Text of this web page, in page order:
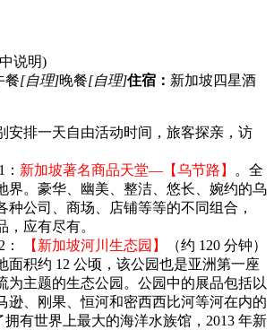
说明)
餐[自理]晚餐[自理]住宿： 新加坡四星酒
安排一天自由活动时间，旅客探亲，访
新加坡著名商品天堂—【乌节路】
。全
界。豪华、幽美、整洁、悠长、婉约的乌
种公司、商场、店铺等等的不同组合，
，应有尽有。
【新加坡河川生态园】
（约 120 分钟）
面积约 12 公顷，该公园也是亚洲第一座
为主题的生态公园。公园中的展品包括以
逊、刚果、恒河和密西西比河等河在内的
有世界上最大的海洋水族馆，2013 年新